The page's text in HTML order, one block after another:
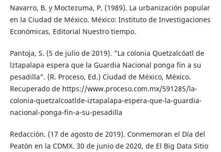
Navarro, B. y Moctezuma, P. (1989). La urba­nización popular
en la Ciudad de México. México: Instituto de Investigaciones
Econó­micas, Editorial Nuestro tiempo.
Pantoja, S. (5 de julio de 2019). "La colonia Quetzalcóatl de
lztapalapa espera que la Guardia Nacional ponga fin a su
pesadilla". (R. Proceso, Ed.) Ciudad de México, Méxi­co.
Recuperado de https://www.proceso.com.mx/591285/la-
colonia-quetzalcoatl­de-iztapalapa-espera-que-la-guardia-
na­cional-ponga-fin-a-su-pesadilla
Redacción. (17 de agosto de 2019). Conme­moran el Día del
Peatón en la CDMX. 30 de junio de 2020, de El Big Data Sitio